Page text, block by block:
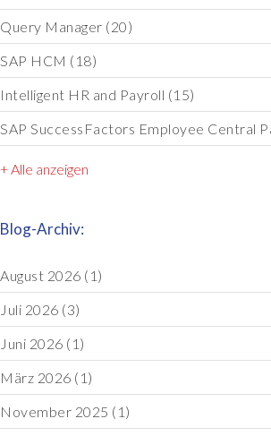
Query Manager (20)
SAP HCM (18)
Intelligent HR and Payroll (15)
SAP SuccessFactors Employee Central
+ Alle anzeigen
Blog-Archiv:
August 2026 (1)
Juli 2026 (3)
Juni 2026 (1)
März 2026 (1)
November 2025 (1)